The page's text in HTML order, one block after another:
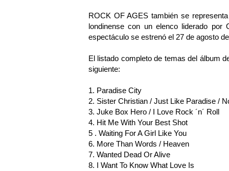
ROCK OF AGES también se
londinense con un elenco liderado por
espectáculo se estrenó el 27 de agosto
El listado completo de temas del álbum
siguiente:
1. Paradise City
2. Sister Christian / Just Like Paradise /
3. Juke Box Hero / I Love Rock ´n´ Roll
4. Hit Me With Your Best Shot
5 . Waiting For A Girl Like You
6. More Than Words / Heaven
7. Wanted Dead Or Alive
8. I Want To Know What Love Is